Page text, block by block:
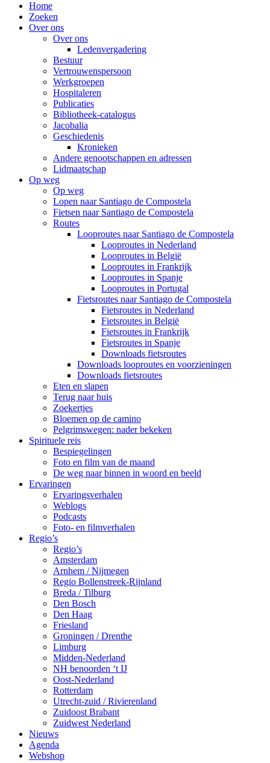
Home
Zoeken
Over ons
Over ons
Ledenvergadering
Bestuur
Vertrouwenspersoon
Werkgroepen
Hospitaleren
Publicaties
Bibliotheek-catalogus
Jacobalia
Geschiedenis
Kronieken
Andere genootschappen en adressen
Lidmaatschap
Op weg
Op weg
Lopen naar Santiago de Compostela
Fietsen naar Santiago de Compostela
Routes
Looproutes naar Santiago de Compostela
Looproutes in Nederland
Looproutes in België
Looproutes in Frankrijk
Looproutes in Spanje
Looproutes in Portugal
Fietsroutes naar Santiago de Compostela
Fietsroutes in Nederland
Fietsroutes in België
Fietsroutes in Frankrijk
Fietsroutes in Spanje
Downloads fietsroutes
Downloads looproutes en voorzieningen
Downloads fietsroutes
Eten en slapen
Terug naar huis
Zoekertjes
Bloemen op de camino
Pelgrimswegen: nader bekeken
Spirituele reis
Bespiegelingen
Foto en film van de maand
De weg naar binnen in woord en beeld
Ervaringen
Ervaringsverhalen
Weblogs
Podcasts
Foto- en filmverhalen
Regio’s
Regio’s
Amsterdam
Arnhem / Nijmegen
Regio Bollenstreek-Rijnland
Breda / Tilburg
Den Bosch
Den Haag
Friesland
Groningen / Drenthe
Limburg
Midden-Nederland
NH benoorden ‘t IJ
Oost-Nederland
Rotterdam
Utrecht-zuid / Rivierenland
Zuidoost Brabant
Zuidwest Nederland
Nieuws
Agenda
Webshop